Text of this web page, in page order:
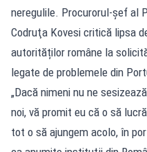
neregulile. Procurorul-șef al
Codruţa Kovesi critică lipsa
autorităților române la
legate de problemele din
„Dacă nimeni nu ne
noi, vă promit eu că o să
tot o să ajungem acolo, în